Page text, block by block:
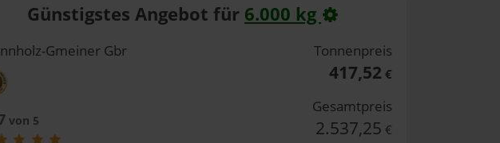
Günstigstes Angebot für 6.000 kg
Gmeiner Gbr
von 5
Tonnenpreis
417,52 €
Gesamtpreis
2.537,25 €